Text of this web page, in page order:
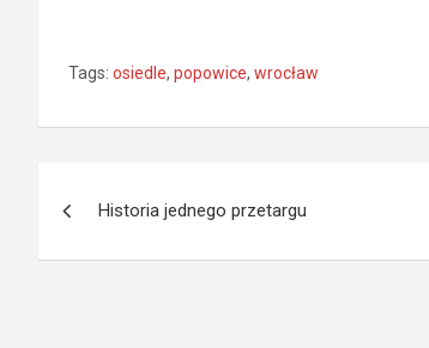
Tags: osiedle, popowice, wrocław
Historia jednego przetargu